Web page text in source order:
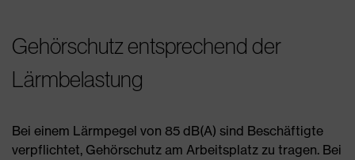
Gehörschutz entsprechend der
Lärmbelastung
Bei einem Lärmpegel von 85 dB(A) sind Beschäftigte
verpflichtet, Gehörschutz am Arbeitsplatz zu tragen. Bei